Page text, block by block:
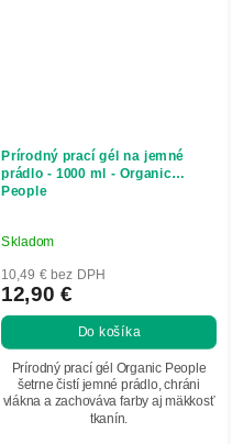
Prírodný prací gél na jemné
prádlo - 1000 ml - Organic
People
Skladom
10,49 € bez DPH
12,90 €
Do košíka
Prírodný prací gél Organic People
šetrne čistí jemné prádlo, chráni
vlákna a zachováva farby aj mäkkosť
tkanín.